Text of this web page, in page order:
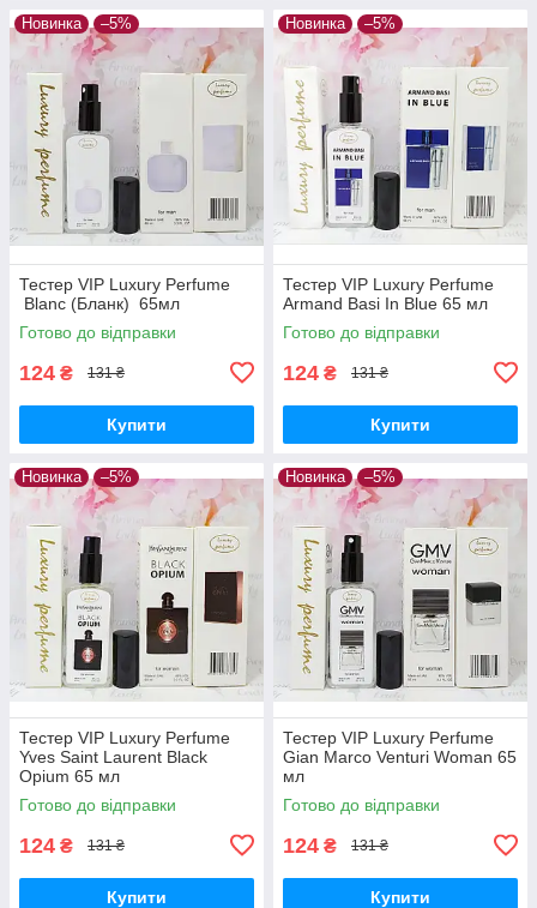
Новинка –5%
Тестер VIP Luxury Perfume
Blanc (Бланк) 65мл
Готово до відправки
124 ₴ 131 ₴
Купити
Новинка –5%
Тестер VIP Luxury Perfume
Armand Basi In Blue 65 мл
Готово до відправки
124 ₴ 131 ₴
Купити
Новинка –5%
Тестер VIP Luxury Perfume
Yves Saint Laurent Black
Opium 65 мл
Готово до відправки
124 ₴ 131 ₴
Купити
Новинка –5%
Тестер VIP Luxury Perfume
Gian Marco Venturi Woman 65
мл
Готово до відправки
124 ₴ 131 ₴
Купити